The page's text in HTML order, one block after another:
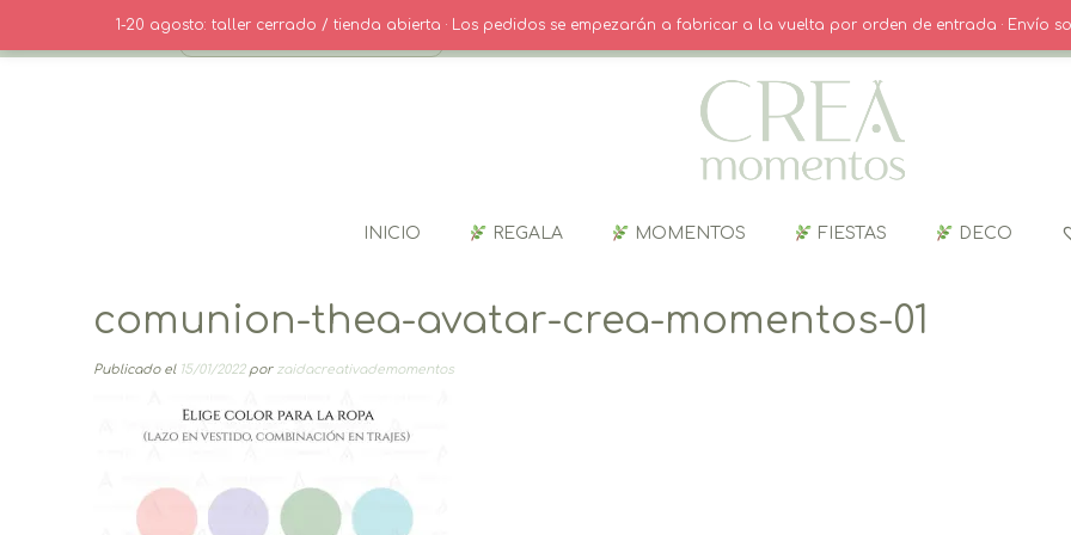
contenido
· CONTACTO · INICIO SESIÓN / REGISTRO CARRITO
INICIO REGALA MOMENTOS FIESTAS DECO
comunion-thea-avatar-crea-momentos-01
Publicado el 15/01/2022por zaidacreativademomentos
1-20 agosto: taller cerrado / tienda abierta · Los pedidos se empezarán a fabricar a la vuelta por orden de entrada · Envío